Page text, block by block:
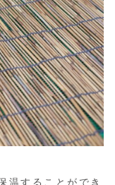
温することができ